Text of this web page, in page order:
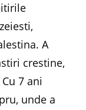
A
crestine,
7 ani
unde a